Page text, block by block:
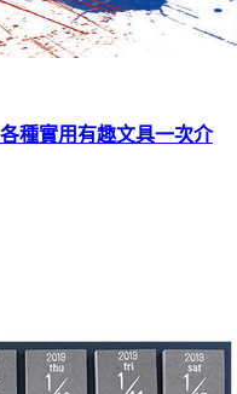
種實用有趣文具一次介